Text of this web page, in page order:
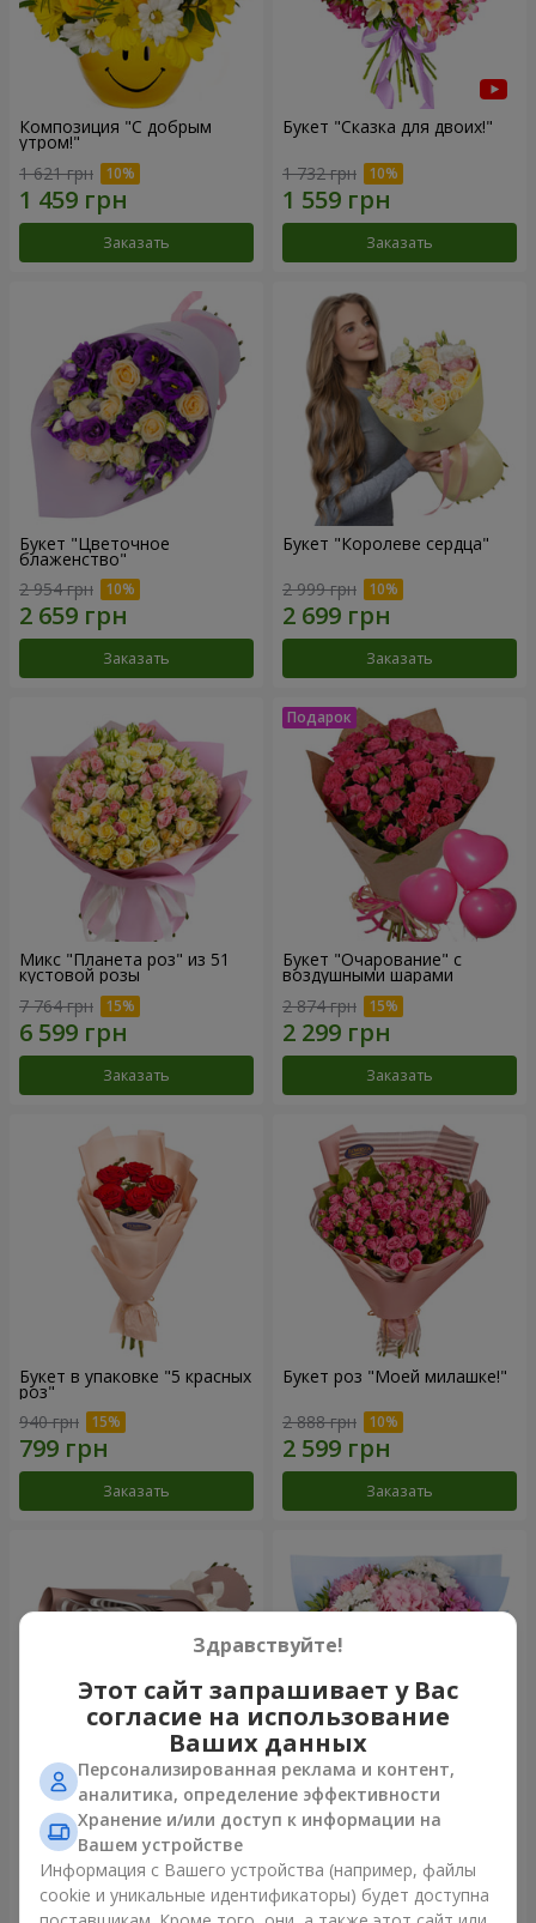
Композиция "С добрым
утром!"
1 621 грн
Заказать
Букет "Сказка для двоих!"
1 732 грн
Заказать
Букет "Цветочное
блаженство"
2 954 грн
Заказать
Букет "Королеве сердца"
2 999 грн
Заказать
Микс "Планета роз" из 51
кустовой розы
7 764 грн
Заказать
Букет "Очарование" с
воздушными шарами
2 874 грн
Заказать
Букет в упаковке "5 красных
роз"
940 грн
Заказать
Букет роз "Моей милашке!"
2 888 грн
Заказать
Букет "7 розовых роз!"
1 124 грн
Заказать
Романтический букет
"Небеса"
Заказать
Здравствуйте!
Этот сайт запрашивает у Вас
согласие на использование
Ваших данных
Персонализированная реклама и контент,
аналитика, определение эффективности
Хранение и/или доступ к информации на
Вашем устройстве
Информация с Вашего устройства (например, файлы
cookie и уникальные идентификаторы) будет доступна